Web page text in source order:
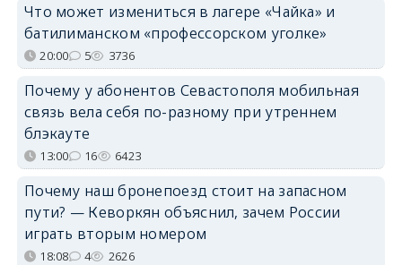
Что может измениться в лагере «Чайка» и
батилиманском «профессорском уголке»
20:00 5 3736
Почему у абонентов Севастополя мобильная
связь вела себя по-разному при утреннем
блэкауте
13:00 16 6423
Почему наш бронепоезд стоит на запасном
пути? — Кеворкян объяснил, зачем России
играть вторым номером
18:08 4 2626